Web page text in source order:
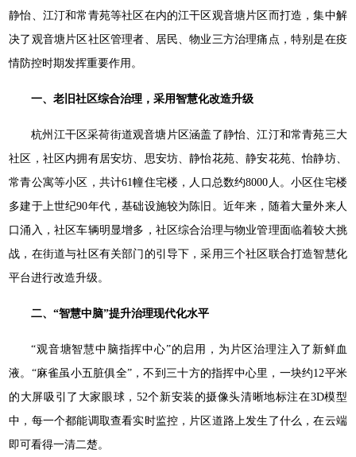
静怡、江汀和常青苑等社区在内的江干区观音塘片区而打造，集中解
决了观音塘片区社区管理者、居民、物业三方治理痛点，特别是在疫
情防控时期发挥重要作用。
一、老旧社区综合治理，采用智慧化改造升级
杭州江干区采荷街道观音塘片区涵盖了静怡、江汀和常青苑三大
社区，社区内拥有居安坊、思安坊、静怡花苑、静安花苑、怡静坊、
常青公寓等小区，共计61幢住宅楼，人口总数约8000人。小区住宅楼
多建于上世纪90年代，基础设施较为陈旧。近年来，随着大量外来人
口涌入，社区车辆明显增多，社区综合治理与物业管理面临着较大挑
战，在街道与社区有关部门的引导下，采用三个社区联合打造智慧化
平台进行改造升级。
二、“智慧中脑”提升治理现代化水平
“观音塘智慧中脑指挥中心”的启用，为片区治理注入了新鲜血
液。“麻雀虽小五脏俱全”，不到三十方的指挥中心里，一块约12平米
的大屏吸引了大家眼球，52个新安装的摄像头清晰地标注在3D模型
中，每一个都能调取查看实时监控，片区道路上发生了什么，在云端
即可看得一清二楚。